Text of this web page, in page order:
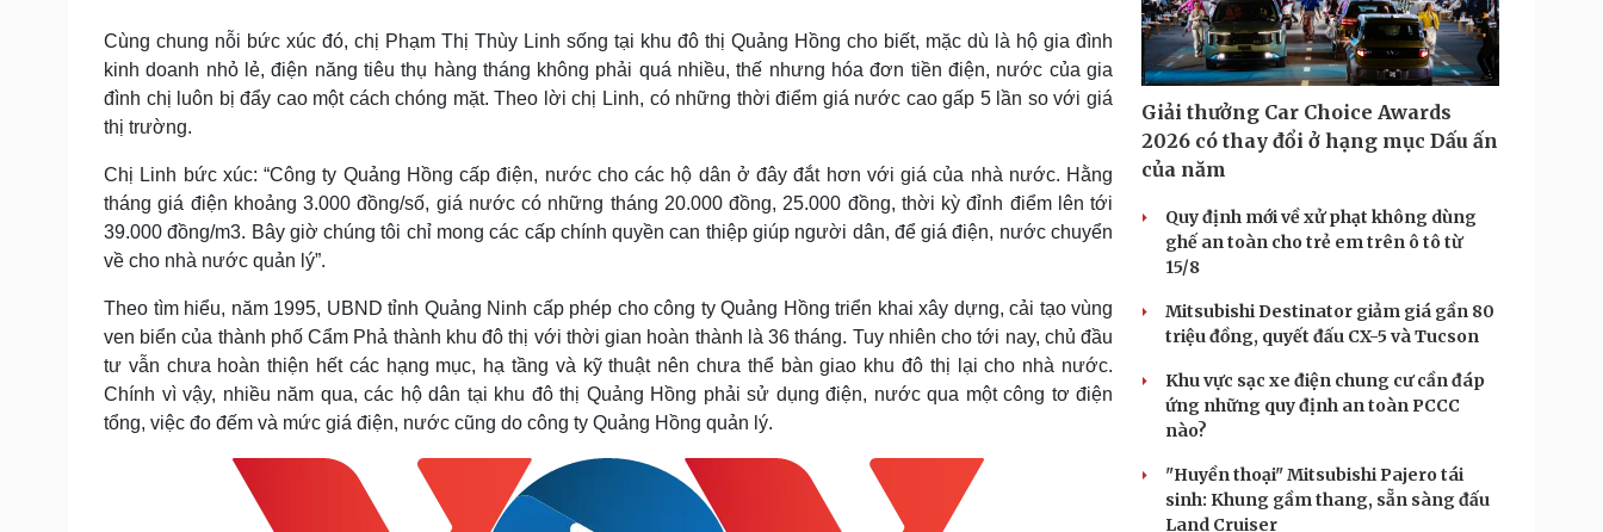
Cùng chung nỗi bức xúc đó, chị Phạm Thị Thùy Linh sống tại khu đô thị Quảng Hồng cho biết, mặc dù là hộ gia đình
kinh doanh nhỏ lẻ, điện năng tiêu thụ hàng tháng không phải quá nhiều, thế nhưng hóa đơn tiền điện, nước của gia
đình chị luôn bị đẩy cao một cách chóng mặt. Theo lời chị Linh, có những thời điểm giá nước cao gấp 5 lần so với giá
thị trường.
Chị Linh bức xúc: “Công ty Quảng Hồng cấp điện, nước cho các hộ dân ở đây đắt hơn với giá của nhà nước. Hằng
tháng giá điện khoảng 3.000 đồng/số, giá nước có những tháng 20.000 đồng, 25.000 đồng, thời kỳ đỉnh điểm lên tới
39.000 đồng/m3. Bây giờ chúng tôi chỉ mong các cấp chính quyền can thiệp giúp người dân, để giá điện, nước chuyển
về cho nhà nước quản lý”.
Theo tìm hiểu, năm 1995, UBND tỉnh Quảng Ninh cấp phép cho công ty Quảng Hồng triển khai xây dựng, cải tạo vùng
ven biển của thành phố Cẩm Phả thành khu đô thị với thời gian hoàn thành là 36 tháng. Tuy nhiên cho tới nay, chủ đầu
tư vẫn chưa hoàn thiện hết các hạng mục, hạ tầng và kỹ thuật nên chưa thể bàn giao khu đô thị lại cho nhà nước.
Chính vì vậy, nhiều năm qua, các hộ dân tại khu đô thị Quảng Hồng phải sử dụng điện, nước qua một công tơ điện
tổng, việc đo đếm và mức giá điện, nước cũng do công ty Quảng Hồng quản lý.
Giải thưởng Car Choice Awards
2026 có thay đổi ở hạng mục Dấu ấn
của năm
Quy định mới về xử phạt không dùng
ghế an toàn cho trẻ em trên ô tô từ
15/8
Mitsubishi Destinator giảm giá gần 80
triệu đồng, quyết đấu CX-5 và Tucson
Khu vực sạc xe điện chung cư cần đáp
ứng những quy định an toàn PCCC
nào?
"Huyền thoại" Mitsubishi Pajero tái
sinh: Khung gầm thang, sẵn sàng đấu
Land Cruiser